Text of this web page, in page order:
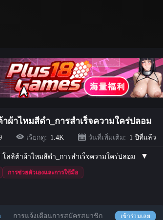
าผ้าไหมสีดำ_การสำเร็จความใคร่ปลอม
เรียกดู: 1.4K วันที่เพิ่มเติม: 1 ปีที่แล้ว
โลลิต้าผ้าไหมสีดำ_การสำเร็จความใคร่ปลอม
การช่วยตัวเองและการใช้มือ
การแจ้งเตือนการสมัครสมาชิก เข้าร่วมเลย